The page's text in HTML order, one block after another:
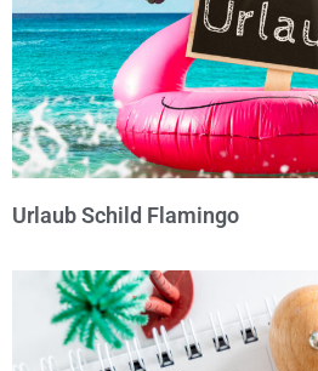
Urlaub Schild Flamingo